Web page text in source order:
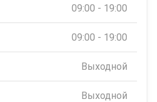
09:00 - 19:00
09:00 - 19:00
Выходной
Выходной